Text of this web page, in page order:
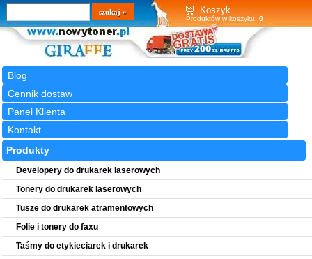
Koszyk
Produktów w koszyku: 0
Blog
Cennik dostaw
Panel Klienta
Kontakt
Wyszukiwarka
szukaj
Produkty
Developery do drukarek laserowych
Tonery do drukarek laserowych
Tusze do drukarek atramentowych
Folie i tonery do faxu
Taśmy do etykieciarek i drukarek